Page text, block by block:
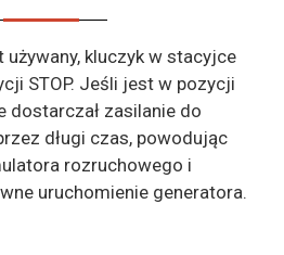
kluczyk w stacyjce
STOP. Jeśli jest w pozycji
dostarczał zasilanie do
długi czas, powodując
rozruchowego i
uruchomienie generatora.